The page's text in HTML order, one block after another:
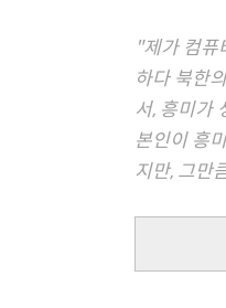
"제가 컴
하다 북한
서, 흥미가
본인이 흥
지만, 그만